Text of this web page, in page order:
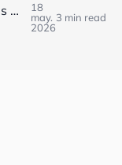
Cómo las Empresas Españolas Pueden Reducir Costes de IA un 70% con Optimización Avanzada de LLMs
18
may.
2026
3 min read